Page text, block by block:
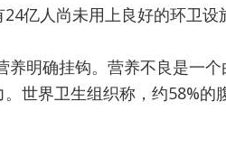
亿人尚未用上良好的环卫设
养明确挂钩。营养不良是一
世界卫生组织称，约58%的